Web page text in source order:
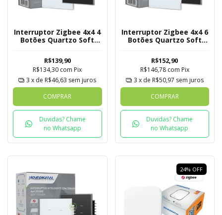
Interruptor Zigbee 4x4 4
Botões Quartzo Soft
R$139,90
R$134,30 com Pix
3 x de R$46,63 sem juros
COMPRAR
Duvidas? Chame
no Whatsapp
Interruptor Zigbee 4x4 6
Botões Quartzo Soft
R$152,90
R$146,78 com Pix
3 x de R$50,97 sem juros
COMPRAR
Duvidas? Chame
no Whatsapp
24% OFF